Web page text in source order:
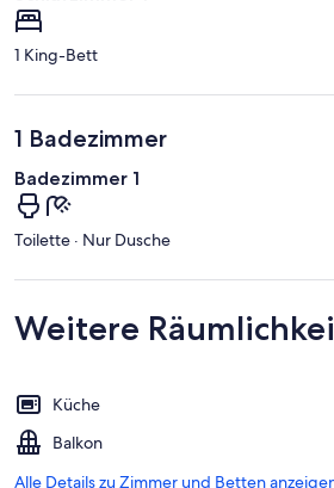
1 King-Bett
1 Badezimmer
Badezimmer 1
Toilette · Nur Dusche
Weitere
Küche
Balkon
Alle Details zu Zimmer und Betten